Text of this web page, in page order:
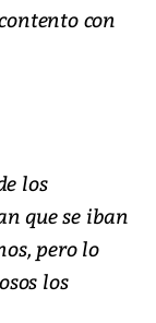
con
los
que se iban
pero lo
los